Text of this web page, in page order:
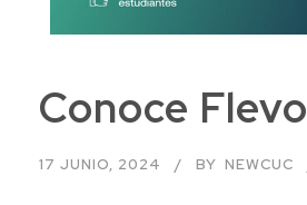
Conoce Flevo
17 JUNIO, 2024 BY NEWCUC